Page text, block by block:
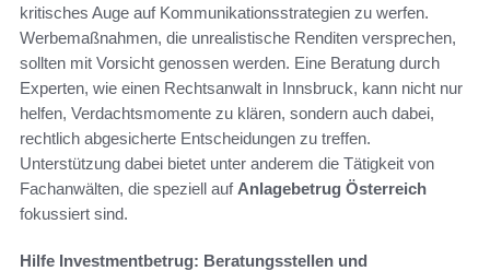
kritisches Auge auf Kommunikationsstrategien zu werfen.
Werbemaßnahmen, die unrealistische Renditen versprechen,
sollten mit Vorsicht genossen werden. Eine Beratung durch
Experten, wie einen Rechtsanwalt in Innsbruck, kann nicht nur
helfen, Verdachtsmomente zu klären, sondern auch dabei,
rechtlich abgesicherte Entscheidungen zu treffen.
Unterstützung dabei bietet unter anderem die Tätigkeit von
Fachanwälten, die speziell auf Anlagebetrug Österreich
fokussiert sind.
Hilfe Investmentbetrug: Beratungsstellen und